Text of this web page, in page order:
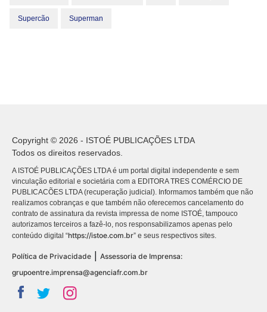
Supercão Superman
Copyright © 2026 - ISTOÉ PUBLICAÇÕES LTDA
Todos os direitos reservados.
A ISTOÉ PUBLICAÇÕES LTDA é um portal digital independente e sem
vinculação editorial e societária com a EDITORA TRES COMÉRCIO DE
PUBLICACÕES LTDA (recuperação judicial). Informamos também que não
realizamos cobranças e que também não oferecemos cancelamento do
contrato de assinatura da revista impressa de nome ISTOÉ, tampouco
autorizamos terceiros a fazê-lo, nos responsabilizamos apenas pelo
conteúdo digital “https://istoe.com.br” e seus respectivos sites.
Política de Privacidade
Assessoria de Imprensa:
grupoentre.imprensa@agenciafr.com.br